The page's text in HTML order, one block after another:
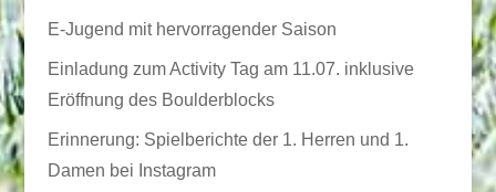
E-Jugend mit hervorragender Saison
Einladung zum Activity Tag am 11.07. inklusive
Eröffnung des Boulderblocks
Erinnerung: Spielberichte der 1. Herren und 1.
Damen bei Instagram